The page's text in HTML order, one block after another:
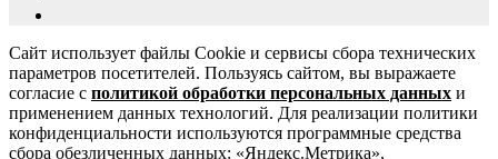
Сайт использует файлы Cookie и сервисы сбора технических
параметров посетителей. Пользуясь сайтом, вы выражаете
согласие с политикой обработки персональных данных и
применением данных технологий. Для реализации политики
конфиденциальности используются программные средства
сбора обезличенных данных: «Яндекс.Метрика»,